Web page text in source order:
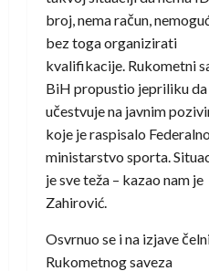
broj, nema račun,
bez toga organizirati
kvalifikacije. Rukometni
BiH propustio jepriliku da
učestvuje na javnim
koje je raspisalo Federalno
ministarstvo sporta.
je sve teža – kazao nam je
Zahirović.
Osvrnuo se i na izjave
Rukometnog saveza